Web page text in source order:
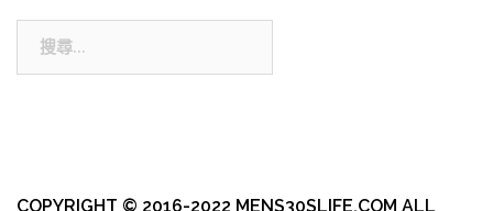
COPYRIGHT © 2016-2022 MENS30SLIFE.COM ALL